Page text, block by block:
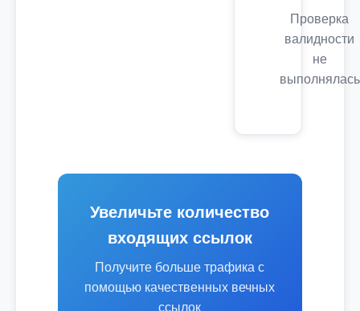
Проверка
валидности
не
выполнялась
Увеличьте количество
входящих ссылок
Получите больше трафика с
помощью качественных вечных
ссылок